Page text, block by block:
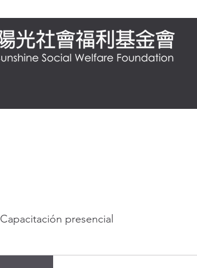
Capacitación presencial